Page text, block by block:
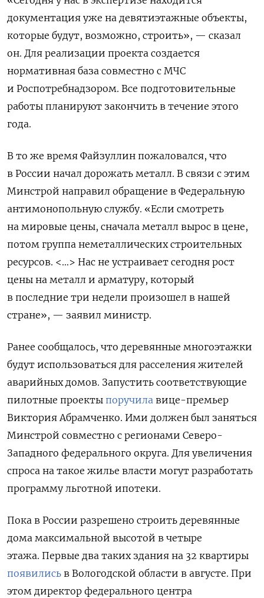
документация уже на девятиэтажные объекты,
которые будут, возможно, строить», — сказал
он. Для реализации проекта создается
нормативная база совместно с МЧС
и Роспотребнадзором. Все подготовительные
работы планируют закончить в течение этого
года.
В то же время Файзуллин пожаловался, что
в России начал дорожать металл. В связи с этим
Минстрой направил обращение в Федеральную
антимонопольную службу. «Если смотреть
на мировые цены, сначала металл вырос в цене,
потом группа неметаллических строительных
ресурсов. <…> Нас не устраивает сегодня рост
цены на металл и арматуру, который
в последние три недели произошел в нашей
стране», — заявил министр.
Ранее сообщалось, что деревянные многоэтажки
будут использоваться для расселения жителей
аварийных домов. Запустить соответствующие
пилотные проекты поручила вице-премьер
Виктория Абрамченко. Ими должен был заняться
Минстрой совместно с регионами Северо-
Западного федерального округа. Для увеличения
спроса на такое жилье власти могут разработать
программу льготной ипотеки.
Пока в России разрешено строить деревянные
дома максимальной высотой в четыре
этажа. Первые два таких здания на 32 квартиры
появились в Вологодской области в августе. При
этом директор федерального центра